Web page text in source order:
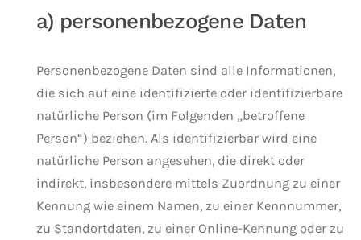
a) personenbezogene Daten
Personenbezogene Daten sind alle Informationen,
die sich auf eine identifizierte oder identifizierbare
natürliche Person (im Folgenden „betroffene
Person“) beziehen. Als identifizierbar wird eine
natürliche Person angesehen, die direkt oder
indirekt, insbesondere mittels Zuordnung zu einer
Kennung wie einem Namen, zu einer Kennnummer,
zu Standortdaten, zu einer Online-Kennung oder zu